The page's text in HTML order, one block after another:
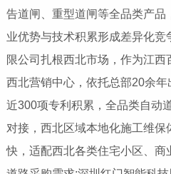
告道闸、重型道闸等全品类产
业优势与技术积累形成差异化
限公司扎根西北市场，作为江西
西北营销中心，依托总部20余
近300项专利积累，全品类自动
对接，西北区域本地化施工维
快，适配西北各类住宅小区、商